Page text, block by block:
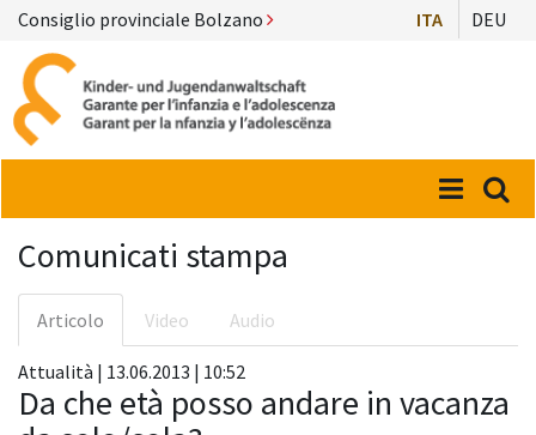
Consiglio provinciale Bolzano ITA DEU
Menü
Comunicati stampa
Articolo Video Audio
Attualità | 13.06.2013 | 10:52
Da che età posso andare in vacanza